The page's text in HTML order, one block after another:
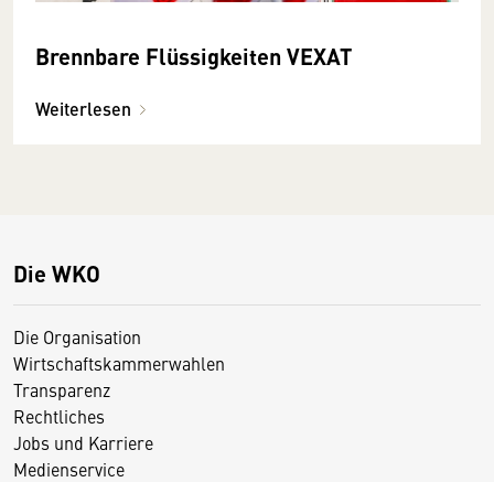
Brennbare Flüssigkeiten VEXAT
Weiterlesen
Die WKO
Die Organisation
Wirtschaftskammerwahlen
Transparenz
Rechtliches
Jobs und Karriere
Medienservice